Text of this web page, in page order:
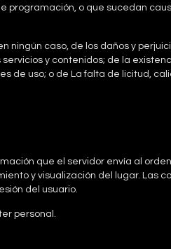
o que sucedan
ningún caso, de los daños y
y contenidos; de la
de uso; o de La falta de licitud,
que el servidor envía al
y visualización del lugar. Las
del usuario.
personal.